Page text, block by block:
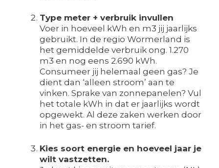
Type meter + verbruik invullen
Voer in hoeveel kWh en m3 jij jaarlijks
gebruikt. In de regio Wormerland is
het gemiddelde verbruik ong. 1.270
m3 en nog eens 2.690 kWh.
Consumeer jij helemaal geen gas? Je
dient dan ‘alleen stroom’ aan te
vinken. Sprake van zonnepanelen? Vul
het totale kWh in dat er jaarlijks wordt
opgewekt. Al deze zaken werken door
in het gas- en stroom tarief.
Kies soort energie en hoeveel jaar je
wilt vastzetten.